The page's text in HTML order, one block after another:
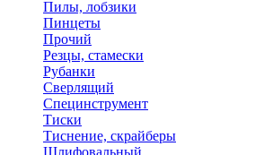
Пилы, лобзики
Пинцеты
Прочий
Резцы, стамески
Рубанки
Сверлящий
Специнструмент
Тиски
Тиснение, скрайберы
Шлифовальный